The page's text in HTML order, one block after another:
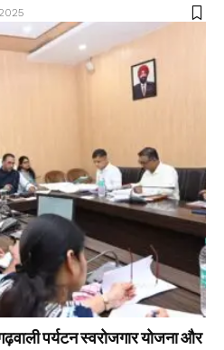
पर्यटन स्वरोजगार योजना और